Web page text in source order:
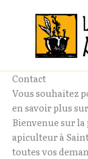
Contact
Vous souhaitez
en savoir plus
Bienvenue sur la
apiculteur à
toutes vos